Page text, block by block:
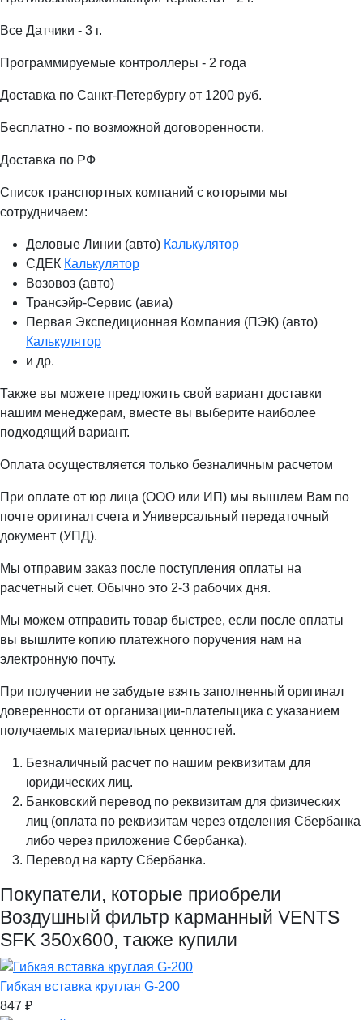
Все Датчики - 3 г.
Программируемые контроллеры - 2 года
Доставка по Санкт-Петербургу от 1200 руб.
Бесплатно - по возможной договоренности.
Доставка по РФ
Список транспортных компаний с которыми мы
сотрудничаем:
Деловые Линии (авто) Калькулятор
СДЕК Калькулятор
Возовоз (авто)
Трансэйр-Сервис (авиа)
Первая Экспедиционная Компания (ПЭК) (авто)
Калькулятор
и др.
Также вы можете предложить свой вариант доставки
нашим менеджерам, вместе вы выберите наиболее
подходящий вариант.
Оплата осуществляется только безналичным расчетом
При оплате от юр лица (ООО или ИП) мы вышлем Вам по
почте оригинал счета и Универсальный передаточный
документ (УПД).
Мы отправим заказ после поступления оплаты на
расчетный счет. Обычно это 2-3 рабочих дня.
Мы можем отправить товар быстрее, если после оплаты
вы вышлите копию платежного поручения нам на
электронную почту.
При получении не забудьте взять заполненный оригинал
доверенности от организации-плательщика с указанием
получаемых материальных ценностей.
Безналичный расчет по нашим реквизитам для
юридических лиц.
Банковский перевод по реквизитам для физических
лиц (оплата по реквизитам через отделения Сбербанка
либо через приложение Сбербанка).
Перевод на карту Сбербанка.
Покупатели, которые приобрели
Воздушный фильтр карманный VENTS
SFK 350x600, также купили
Гибкая вставка круглая G-200
847 ₽